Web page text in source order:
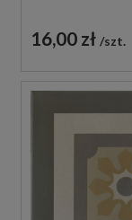
16,00 zł szt.